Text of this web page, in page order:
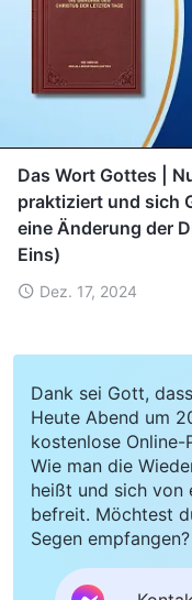
Das Wort Gottes |
praktiziert und sich
eine Änderung der
Eins)
Dez. 17, 2024
Dank sei Gott,
Heute Abend um
kostenlose
Wie man die
heißt und sich von
befreit. Möchtest
Segen empfangen?